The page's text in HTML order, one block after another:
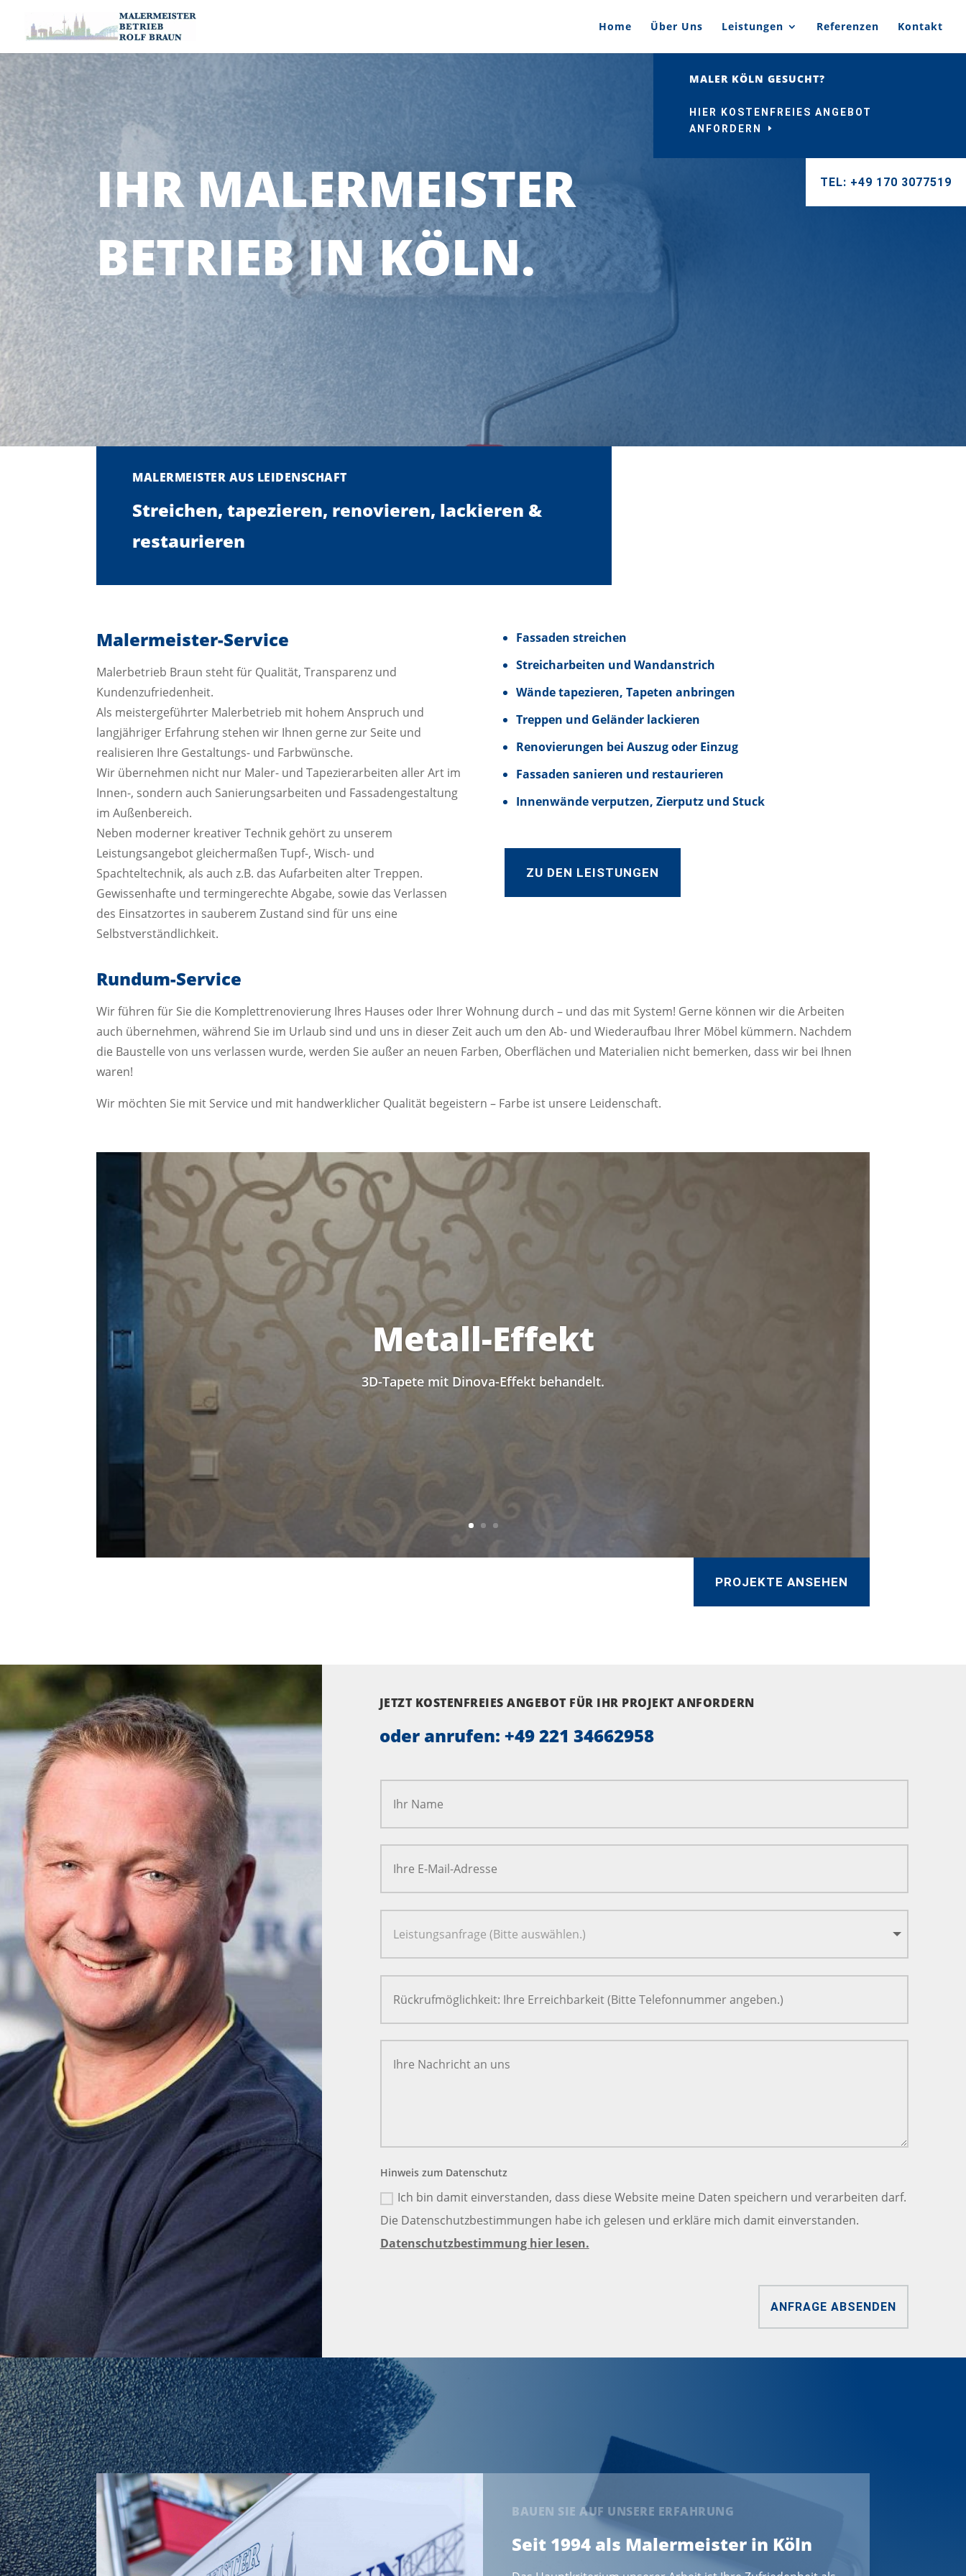
Home Über Uns Leistungen Referenzen Kontakt
MALER KÖLN GESUCHT?
HIER KOSTENFREIES ANGEBOT
ANFORDERN
TEL: +49 170 3077519
IHR MALERMEISTER
BETRIEB IN KÖLN.
MALERMEISTER AUS LEIDENSCHAFT
Streichen, tapezieren, renovieren, lackieren &
restaurieren
Malermeister-Service
Malerbetrieb Braun steht für Qualität, Transparenz und
Kundenzufriedenheit.
Als meistergeführter Malerbetrieb mit hohem Anspruch und
langjähriger Erfahrung stehen wir Ihnen gerne zur Seite und
realisieren Ihre Gestaltungs- und Farbwünsche.
Wir übernehmen nicht nur Maler- und Tapezierarbeiten aller Art im
Innen-, sondern auch Sanierungsarbeiten und Fassadengestaltung
im Außenbereich.
Neben moderner kreativer Technik gehört zu unserem
Leistungsangebot gleichermaßen Tupf-, Wisch- und
Spachteltechnik, als auch z.B. das Aufarbeiten alter Treppen.
Gewissenhafte und termingerechte Abgabe, sowie das Verlassen
des Einsatzortes in sauberem Zustand sind für uns eine
Selbstverständlichkeit.
Fassaden streichen
Streicharbeiten und Wandanstrich
Wände tapezieren, Tapeten anbringen
Treppen und Geländer lackieren
Renovierungen bei Auszug oder Einzug
Fassaden sanieren und restaurieren
Innenwände verputzen, Zierputz und Stuck
ZU DEN LEISTUNGEN
Rundum-Service
Wir führen für Sie die Komplettrenovierung Ihres Hauses oder Ihrer Wohnung durch – und das mit System! Gerne können wir die Arbeiten
auch übernehmen, während Sie im Urlaub sind und uns in dieser Zeit auch um den Ab- und Wiederaufbau Ihrer Möbel kümmern. Nachdem
die Baustelle von uns verlassen wurde, werden Sie außer an neuen Farben, Oberflächen und Materialien nicht bemerken, dass wir bei Ihnen
waren!
Wir möchten Sie mit Service und mit handwerklicher Qualität begeistern – Farbe ist unsere Leidenschaft.
Metall-Effekt
3D-Tapete mit Dinova-Effekt behandelt.
PROJEKTE ANSEHEN
JETZT KOSTENFREIES ANGEBOT FÜR IHR PROJEKT ANFORDERN
oder anrufen: +49 221 34662958
Hinweis zum Datenschutz
Ich bin damit einverstanden, dass diese Website meine Daten speichern und verarbeiten darf.
Die Datenschutzbestimmungen habe ich gelesen und erkläre mich damit einverstanden.
Datenschutzbestimmung hier lesen.
ANFRAGE ABSENDEN
BAUEN SIE AUF UNSERE ERFAHRUNG
Seit 1994 als Malermeister in Köln